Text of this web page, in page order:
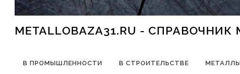
METALLOBAZA31.RU -
В ПРОМЫШЛЕННОСТИ В СТРОИТЕЛЬСТВЕ